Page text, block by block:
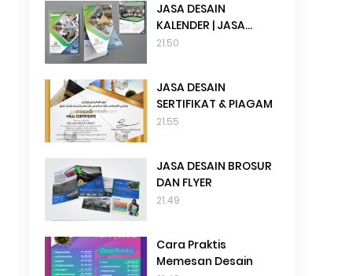
JASA DESAIN
KALENDER | JASA
DESAIN TANGGALAN
21.50
JASA DESAIN
SERTIFIKAT & PIAGAM
21.55
JASA DESAIN BROSUR
DAN FLYER
21.49
Cara Praktis
Memesan Desain